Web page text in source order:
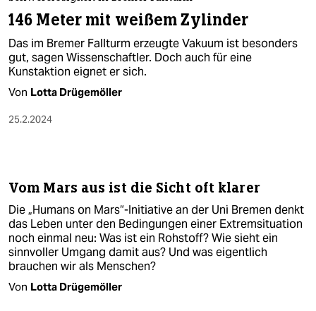
wahrheit
verlag
verlag
shop
fragen & hilfe
unterstützen
abo
genossenschaft
146 Meter mit weißem Zylinder
Das im Bremer Fallturm erzeugte Vakuum ist besonders
gut, sagen Wissenschaftler. Doch auch für eine
Kunstaktion eignet er sich.
Von Lotta Drügemöller
25.2.2024
Vom Mars aus ist die Sicht oft klarer
Die „Humans on Mars“-Initiative an der Uni Bremen denkt
das Leben unter den Bedingungen einer Extremsituation
noch einmal neu: Was ist ein Rohstoff? Wie sieht ein
sinnvoller Umgang damit aus? Und was eigentlich
brauchen wir als Menschen?
Von Lotta Drügemöller